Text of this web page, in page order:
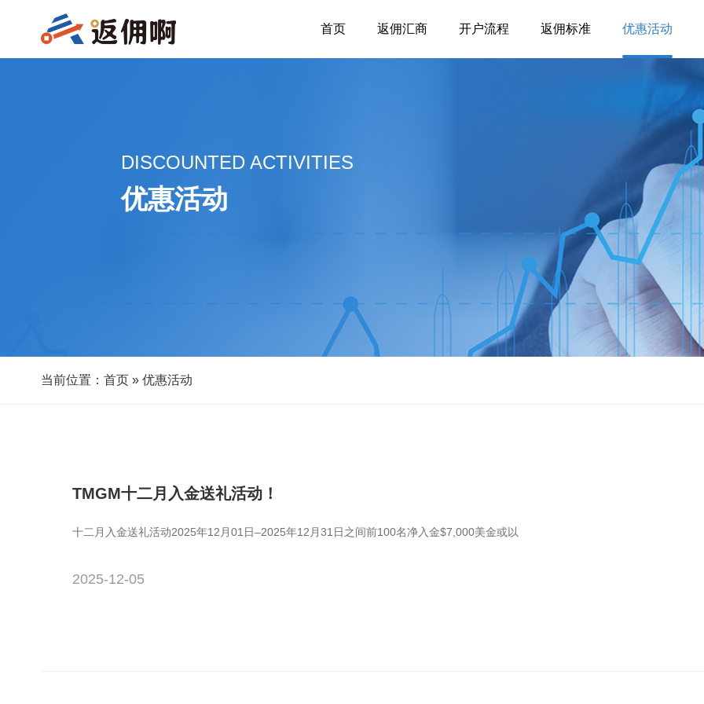
首页 返佣汇商 开户流程 返佣标准 优惠活动
DISCOUNTED ACTIVITIES
优惠活动
当前位置： 首页 » 优惠活动
TMGM十二月入金送礼活动！
十二月入金送礼活动2025年12月01日–2025年12月31日之间前100名净入金$7,000美金或以
2025-12-05